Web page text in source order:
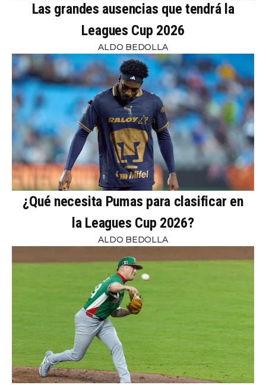
Las grandes ausencias que tendrá la
Leagues Cup 2026
ALDO BEDOLLA
¿Qué necesita Pumas para clasificar en
la Leagues Cup 2026?
ALDO BEDOLLA